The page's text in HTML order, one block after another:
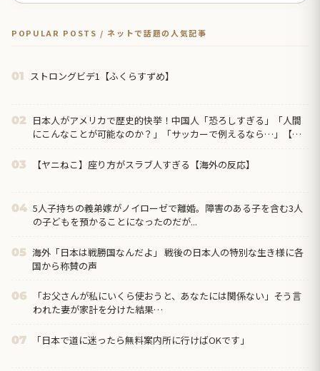
POPULAR POSTS / ネットで話題の人気記事
01 ストロングビデ1【ふくらすずめ】
02
日本人がアメリカで歴史的快挙！中国人「恐ろしすぎる」「人間
にこんなことが可能なのか？」「サッカーで例えるなら…」【海
03 【ヤニねこ】座り方がスラブ人すぎる【海外の反応】
04 5人子持ちの義弟嫁がノイローゼで離婚。障害のある子を含む3人
の子どもを預かることになったのだが...
05 海外「日本は戦勝国なんだよ」 戦後の日本人の特別な生き様に各
国から称賛の声
06
「お父さんが私にいくら使おうと、あなたには関係ない」そう言
われた妻が家計を分けた結果…
07 「日本で道に迷ったら無料案内所に行けばOKです」